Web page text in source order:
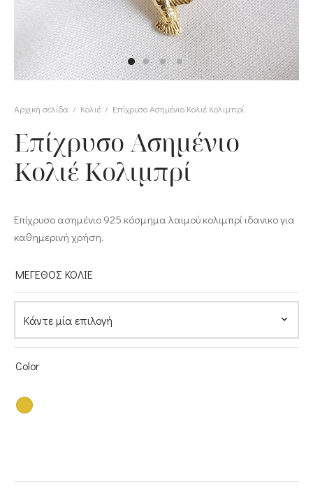
Αρχική σελίδα / Κολιέ / Επίχρυσο Ασημένιο Κολιέ Κολιμπρί
Επίχρυσο Ασημένιο
Κολιέ Κολιμπρί
Επίχρυσο ασημένιο 925 κόσμημα λαιμού κολιμπρί ιδανικο για
καθημερινή χρήση.
ΜΕΓΕΘΟΣ ΚΟΛΙΕ
Color
Fidget
Συλλογές